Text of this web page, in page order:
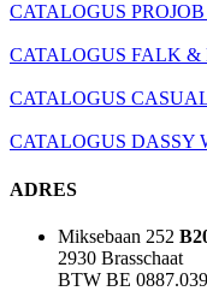
CATALOGUS
CATALOGUS FALK &
CATALOGUS
CATALOGUS DASSY
ADRES
Miksebaan 252
2930 Brasschaat
BTW BE